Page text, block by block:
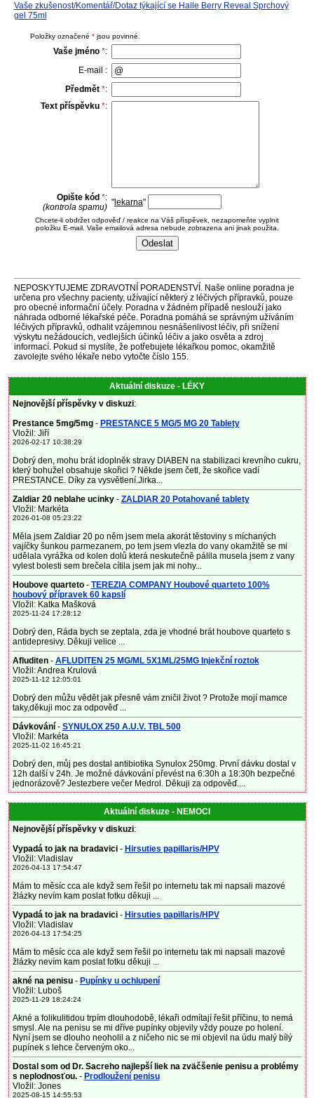
Vaše zkušenost/Komentář/Dotaz týkající se Halle Berry Reveal Sprchový
gel 75ml
Položky označené * jsou povinné.
Vaše jméno *:
E-mail :
Předmět *:
Text příspěvku *:
Opište kód *:
(kontrola spamu) " lekarna"
Chcete-li obdržet odpověď / reakce na Váš příspěvek, nezapomeňte vyplnit
položku E-mail. Vaše emailová adresa nebude zobrazena ani jinak použita.
NEPOSKYTUJEME ZDRAVOTNÍ PORADENSTVÍ. Naše online poradna je
určena pro všechny pacienty, užívající některý z léčivých přípravků, pouze
pro obecné informační účely. Poradna v žádném případě neslouží jako
náhrada odborné lékařské péče. Poradna pomáhá se správným užíváním
léčivých přípravků, odhalit vzájemnou nesnášenlivost léčiv, při snížení
výskytu nežádoucích, vedlejších účinků léčiv a jako osvěta a zdroj
informací. Pokud si myslíte, že potřebujete lékařkou pomoc, okamžitě
zavolejte svého lékaře nebo vytočte číslo 155.
Aktuální diskuze - LÉKY
Nejnovější příspěvky v diskuzi:
Prestance 5mg/5mg- PRESTANCE 5 MG/5 MG 20 Tablety
Vložil: Jiří
2026-02-17 10:38:29
Dobrý den, mohu brát idoplněk stravy DIABEN na stabilizaci krevního cukru,
který bohužel obsahuje skořici ? Někde jsem četl, že skořice vadí
PRESTANCE. Díky za vysvětlení.Jirka...
Zaldiar 20 neblahe ucinky- ZALDIAR 20 Potahované tablety
Vložil: Markéta
2026-01-08 05:23:22
Měla jsem Zaldiar 20 po něm jsem mela akorát těstoviny s míchaných
vajíčky šunkou parmezanem, po tem jsem vlezla do vany okamžitě se mi
udělala vyrážka od kolen dolů která neskutečně pálila musela jsem z vany
vylest bolesti sem brečela cítila jsem jak mi nohy...
Houbove quarteto- TEREZIA COMPANY Houbové quarteto 100%
houbový přípravek 60 kapslí
Vložil: Katka Mašková
2025-11-24 17:28:12
Dobrý den, Ráda bych se zeptala, zda je vhodné brát houbove quarteto s
antidepresivy. Děkuji velice ...
Afluditen- AFLUDITEN 25 MG/ML 5X1ML/25MG Injekční roztok
Vložil: Andrea Krulová
2025-11-12 12:05:01
Dobrý den můžu vědět jak přesně vám zničil život ? Protože mojí mamce
taky,děkuji moc za odpověď ...
Dávkování - SYNULOX 250 A.U.V. TBL 500
Vložil: Markéta
2025-11-02 16:45:21
Dobrý den, můj pes dostal antibiotika Synulox 250mg. První dávku dostal v
12h další v 24h. Je možné dávkování převést na 6:30h a 18:30h bezpečné
jednorázově? Jestezbere večer Medrol. Děkuji za odpověď....
Aktuální diskuze - NEMOCI
Nejnovější příspěvky v diskuzi:
Vypadá to jak na bradavici - Hirsuties papillaris/HPV
Vložil: Vladislav
2026-04-13 17:54:47
Mám to měsíc cca ale když sem řešil po internetu tak mi napsali mazové
žlázky nevím kam poslat fotku děkuji ...
Vypadá to jak na bradavici - Hirsuties papillaris/HPV
Vložil: Vladislav
2026-04-13 17:54:25
Mám to měsíc cca ale když sem řešil po internetu tak mi napsali mazové
žlázky nevím kam poslat fotku děkuji ...
akné na penisu- Pupínky u ochlupení
Vložil: Luboš
2025-11-29 18:24:24
Akné a folikulitidou trpím dlouhodobě, lékaři odmítají řešit příčinu, to nemá
smysl. Ale na penisu se mi dříve pupínky objevily vždy pouze po holení.
Nyní jsem se dlouho neoholil a z ničeho nic se mi objevil na údu malý bílý
pupínek s lehce červeným oko...
Dostal som od Dr. Sacreho najlepší liek na zväčšenie penisu a problémy
s neplodnosťou.- Prodloužení penisu
Vložil: Jones
2025-08-15 14:55:53